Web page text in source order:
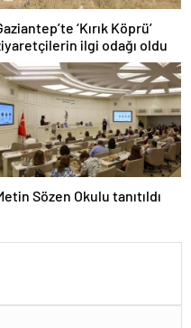
‘Kırık Köprü’
ilgi odağı oldu
Sözen Okulu tanıtıldı